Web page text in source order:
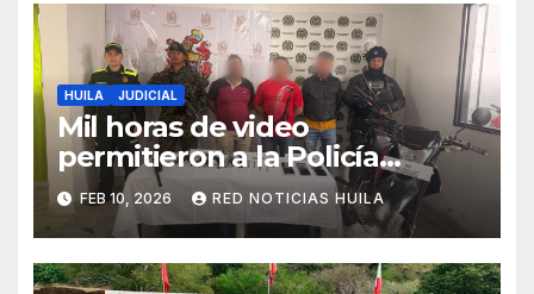
HUILA JUDICIAL
Mil horas de video
permitieron a la Policía
capturar a los implicados en
la bomba que cobró la vida
de dos personas en La Plata
FEB 10, 2026 RED NOTICIAS HUILA